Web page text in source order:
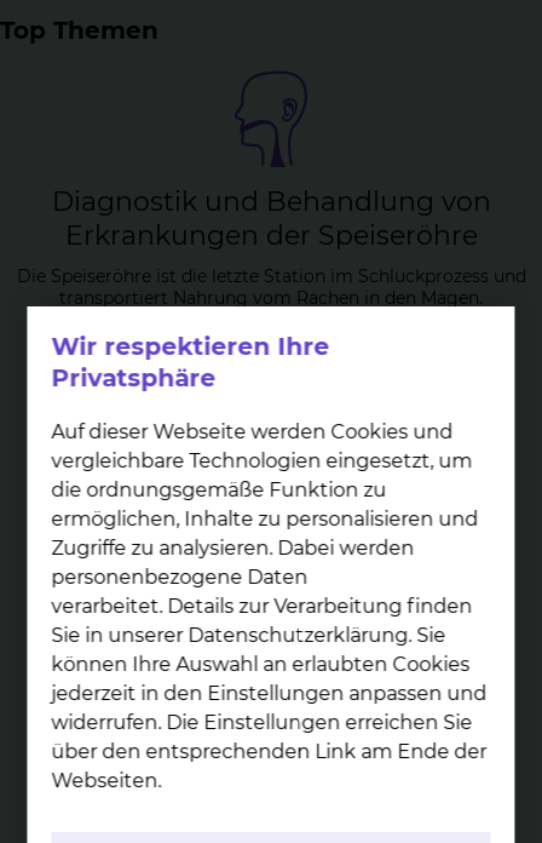
Top Themen
Dia­gnos­tik und Be­hand­lung von
Er­kran­kun­gen der Spei­se­röh­re
Die Speiseröhre ist die letzte Station im Schluckprozess und
transportiert Nahrung vom Rachen in den Magen.
mehr
Dia­gnos­tik und Be­hand­lung von
Ma­gen­er­kran­kun­gen
Der Magen schließt an die Speiseröhre an und verarbeitet
eingenommene Nahrung.
mehr
Wir respektieren Ihre
Privatsphäre
Auf dieser Webseite werden Cookies und
vergleichbare Technologien eingesetzt, um
die ordnungsgemäße Funktion zu
ermöglichen, Inhalte zu personalisieren und
Zugriffe zu analysieren. Dabei werden
personenbezogene Daten
verarbeitet. Details zur Verarbeitung finden
Sie in unserer Datenschutzerklärung. Sie
können Ihre Auswahl an erlaubten Cookies
jederzeit in den Einstellungen anpassen und
widerrufen. Die Einstellungen erreichen Sie
über den entsprechenden Link am Ende der
Webseiten.